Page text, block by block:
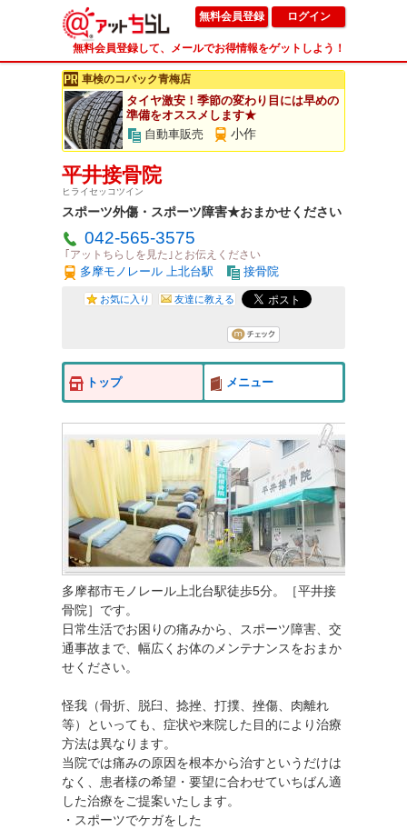
無料会員登録 ログイン
無料会員登録して、メールでお得情報をゲットしよう！
車検のコバック青梅店
タイヤ激安！季節の変わり目には早めの
準備をオススメします★
自動車販売
小作
平井接骨院
ヒライセッコツイン
スポーツ外傷・スポーツ障害★おまかせください
042-565-3575
｢アットちらしを見た｣とお伝えください
多摩モノレール 上北台駅 接骨院
お気に入り 友達に教える
トップ メニュー
多摩都市モノレール上北台駅徒歩5分。［平井接
骨院］です。
日常生活でお困りの痛みから、スポーツ障害、交
通事故まで、幅広くお体のメンテナンスをおまか
せください。
怪我（骨折、脱臼、捻挫、打撲、挫傷、肉離れ
等）といっても、症状や来院した目的により治療
方法は異なります。
当院では痛みの原因を根本から治すというだけは
なく、患者様の希望・要望に合わせていちばん適
した治療をご提案いたします。
・スポーツでケガをした